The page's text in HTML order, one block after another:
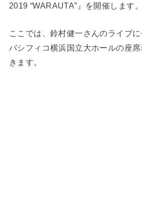
2019 “WARAUTA”』を開催します。
ここでは、鈴村健一さんのライブ
パシフィコ横浜国立大ホールの座
きます。